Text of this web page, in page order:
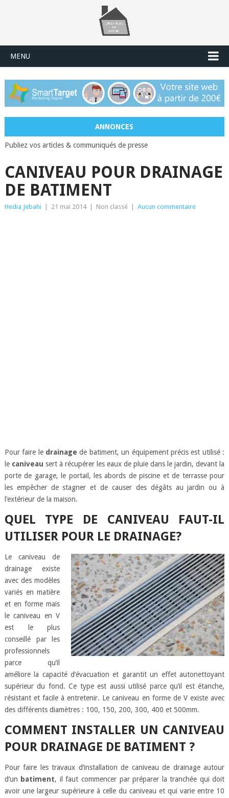
MENU
ANNONCES
Publiez vos articles & communiqués de presse
CANIVEAU POUR DRAINAGE
DE BATIMENT
Hedia Jebahi 21 mai 2014 Non classé Aucun commentaire
Pour faire le drainage de batiment, un équipement précis est utilisé :
le caniveau sert à récupérer les eaux de pluie dans le jardin, devant la
porte de garage, le portail, les abords de piscine et de terrasse pour
les empêcher de stagner et de causer des dégâts au jardin ou à
l’extérieur de la maison.
QUEL TYPE DE CANIVEAU FAUT-IL
UTILISER POUR LE DRAINAGE?
Le caniveau de
drainage existe
avec des modèles
variés en matière
et en forme mais
le caniveau en V
est le plus
conseillé par les
professionnels
parce qu’il
améliore la capacité d’évacuation et garantit un effet autonettoyant
supérieur du fond. Ce type est aussi utilisé parce qu’il est étanche,
résistant et facile à entretenir. Le caniveau en forme de V existe avec
des différents diamètres : 100, 150, 200, 300, 400 et 500mm.
COMMENT INSTALLER UN CANIVEAU
POUR DRAINAGE DE BATIMENT ?
Pour faire les travaux d’installation de caniveau de drainage autour
d’un batiment, il faut commencer par préparer la tranchée qui doit
avoir une largeur supérieure à celle du caniveau et qui varie entre 10